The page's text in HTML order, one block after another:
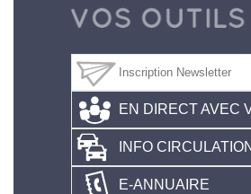
EN DIRECT AVEC
INFO CIRCULATION
E-ANNUAIRE